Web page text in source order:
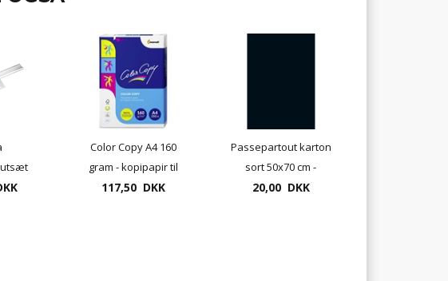
og
Color Copy A4 160
gram - kopipapir til
laser og inkjet
117,50 DKK
Passepartout karton
sort 50x70 cm -
300gram, syrefri
20,00 DKK